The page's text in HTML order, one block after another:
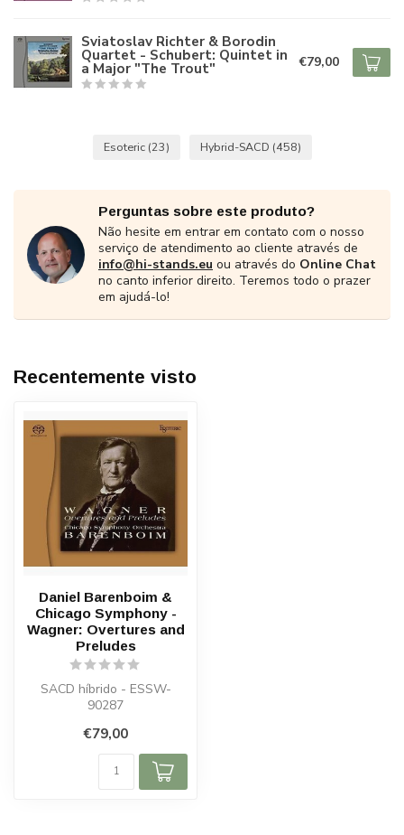
Sviatoslav Richter & Borodin
Quartet - Schubert: Quintet in
a Major "The Trout" €79,00
Esoteric (23) Hybrid-SACD (458)
Perguntas sobre este produto?
Não hesite em entrar em contato com o nosso
serviço de atendimento ao cliente através de
info@hi-stands.eu ou através do Online Chat
no canto inferior direito. Teremos todo o prazer
em ajudá-lo!
Recentemente visto
Daniel Barenboim &
Chicago Symphony -
Wagner: Overtures and
Preludes
SACD híbrido - ESSW-
90287
€79,00